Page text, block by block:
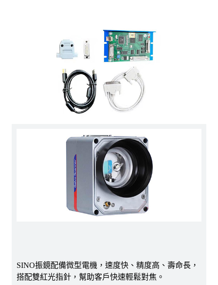
SINO振鏡配備微型電機，速度快、精度高、壽命長，
搭配雙紅光指針，幫助客戶快速輕鬆對焦。